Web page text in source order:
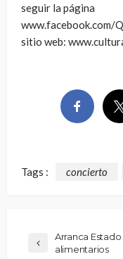
seguir la página
www.facebook.com/
sitio web:
Tags : concierto
Arranca
alimentarios